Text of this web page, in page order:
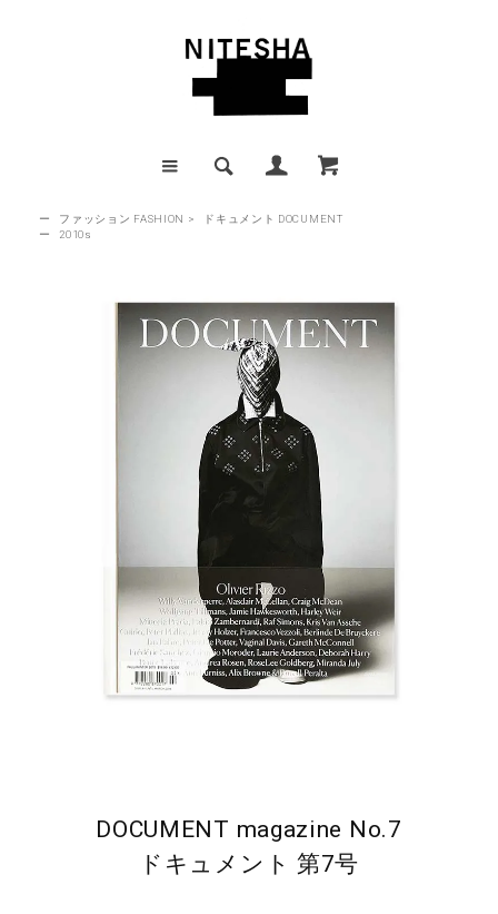
ー ファッション FASHION >
ドキュメント DOCUMENT
ー
2010s
DOCUMENT magazine No.7
ドキュメント 第7号